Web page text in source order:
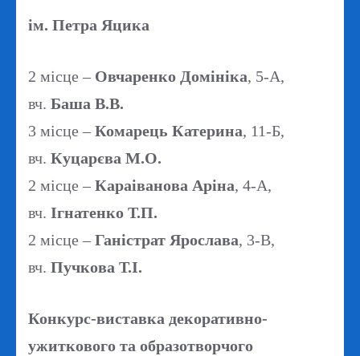
ім. Петра Яцика
2 місце – Овчаренко Домініка, 5-А,
вч. Баша В.В.
3 місце – Комарець Катерина, 11-Б,
вч. Куцарєва М.О.
2 місце – Караіванова Аріна, 4-А,
вч. Ігнатенко Т.П.
2 місце – Ганістрат Ярослава, 3-В,
вч. Пучкова Т.І.
Конкурс-виставка декоративно-
ужиткового та образотворчого